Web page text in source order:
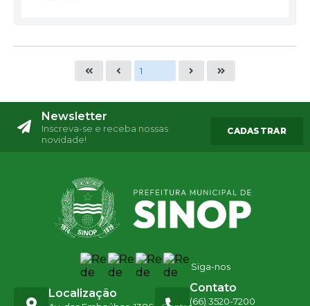
Newsletter
Inscreva-se e receba nossas
novidade!
CADASTRAR
Siga-nos
Localização Contato
(66) 3520-7200